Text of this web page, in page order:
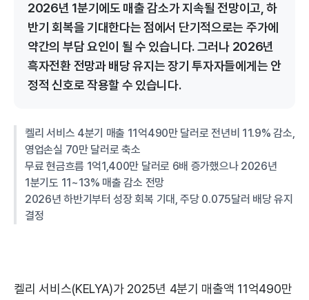
2026년 1분기에도 매출 감소가 지속될 전망이고, 하
반기 회복을 기대한다는 점에서 단기적으로는 주가에
약간의 부담 요인이 될 수 있습니다. 그러나 2026년
흑자전환 전망과 배당 유지는 장기 투자자들에게는 안
정적 신호로 작용할 수 있습니다.
켈리 서비스 4분기 매출 11억490만 달러로 전년비 11.9% 감소,
영업손실 70만 달러로 축소
무료 현금흐름 1억1,400만 달러로 6배 증가했으나 2026년
1분기도 11~13% 매출 감소 전망
2026년 하반기부터 성장 회복 기대, 주당 0.075달러 배당 유지
결정
켈리 서비스(KELYA)가 2025년 4분기 매출액 11억490만